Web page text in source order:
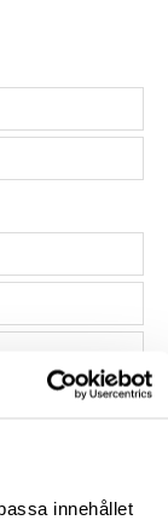
innehållet